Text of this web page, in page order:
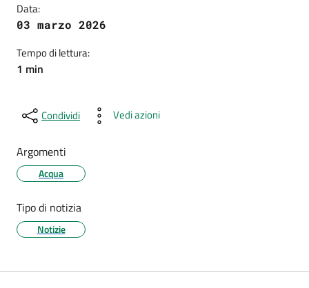
Data:
03 marzo 2026
Tempo di lettura:
1 min
Condividi Vedi azioni
Argomenti
Acqua
Tipo di notizia
Notizie